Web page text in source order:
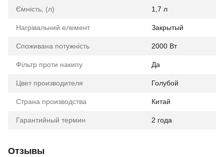
Ємність, (л) 1,7 л
Нагрівальний елемент Закрытый
Споживана потужність 2000 Вт
Фільтр проти накипу Да
Цвет производителя Голубой
Страна производства Китай
Гарантийный термин 2 года
Отзывы